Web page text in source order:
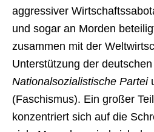
aggressiver
und sogar an Morden
zusammen mit der
Unterstützung der
Nationalsozialistische Partei
(Faschismus). Ein großer
konzentriert sich auf die